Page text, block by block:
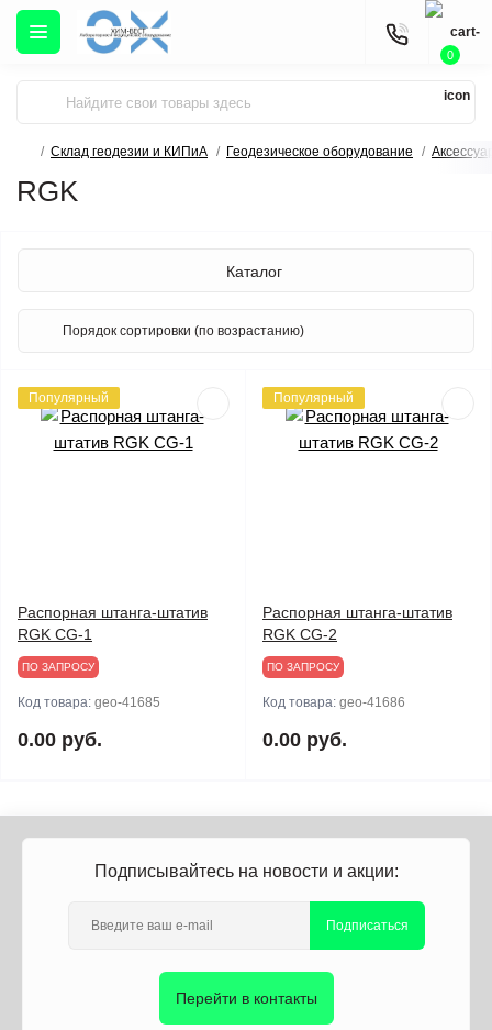
0
Склад геодезии и КИПиА Геодезическое оборудование
RGK
Каталог
Популярный
Распорная штанга-штатив
RGK CG-1
ПО ЗАПРОСУ
Код товара: geo-41685
0.00 руб.
Популярный
Распорная штанга-штатив
RGK CG-2
ПО ЗАПРОСУ
Код товара: geo-41686
0.00 руб.
Подписывайтесь на новости и акции:
Подписаться
Перейти в контакты